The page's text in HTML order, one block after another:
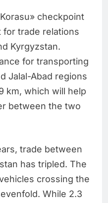
checkpoint
for trade relations
Kyrgyzstan.
for transporting
Jalal-Abad regions
km, which will help
between the two
trade between
has tripled. The
crossing the
While 2.3